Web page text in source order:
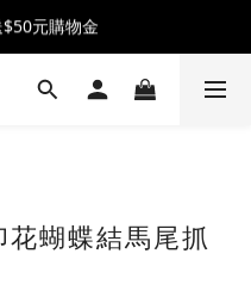
冰淇淋提霸杯 ♡
元購物金
冰淇淋提霸杯 ♡
蝴蝶結馬尾抓